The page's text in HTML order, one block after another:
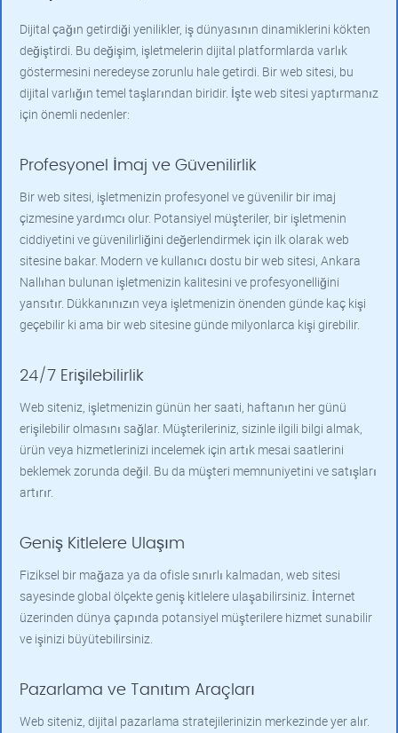
Dijital çağın getirdiği yenilikler, iş dünyasının dinamiklerini kökten
değiştirdi. Bu değişim, işletmelerin dijital platformlarda varlık
göstermesini neredeyse zorunlu hale getirdi. Bir web sitesi, bu
dijital varlığın temel taşlarından biridir. İşte web sitesi yaptırmanız
için önemli nedenler:
Profesyonel İmaj ve Güvenilirlik
Bir web sitesi, işletmenizin profesyonel ve güvenilir bir imaj
çizmesine yardımcı olur. Potansiyel müşteriler, bir işletmenin
ciddiyetini ve güvenilirliğini değerlendirmek için ilk olarak web
sitesine bakar. Modern ve kullanıcı dostu bir web sitesi, Ankara
Nallıhan bulunan işletmenizin kalitesini ve profesyonelliğini
yansıtır. Dükkanınızın veya işletmenizin önenden günde kaç kişi
geçebilir ki ama bir web sitesine günde milyonlarca kişi girebilir.
24/7 Erişilebilirlik
Web siteniz, işletmenizin günün her saati, haftanın her günü
erişilebilir olmasını sağlar. Müşterileriniz, sizinle ilgili bilgi almak,
ürün veya hizmetlerinizi incelemek için artık mesai saatlerini
beklemek zorunda değil. Bu da müşteri memnuniyetini ve satışları
artırır.
Geniş Kitlelere Ulaşım
Fiziksel bir mağaza ya da ofisle sınırlı kalmadan, web sitesi
sayesinde global ölçekte geniş kitlelere ulaşabilirsiniz. İnternet
üzerinden dünya çapında potansiyel müşterilere hizmet sunabilir
ve işinizi büyütebilirsiniz.
Pazarlama ve Tanıtım Araçları
Web siteniz, dijital pazarlama stratejilerinizin merkezinde yer alır.